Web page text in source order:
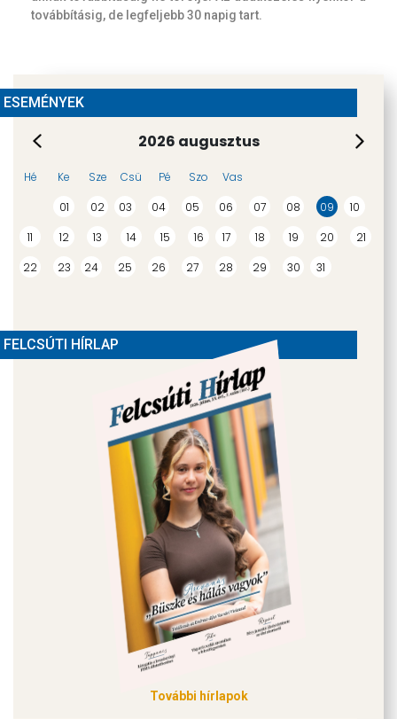
ESEMÉNYEK
2026 augusztus
Hé Ke Sze Csü Pé Szo
Vas
01
02 03 04 05 06 07 08 09
10
11
12 13 14 15 16 17 18 19 20
21
22
23 24 25 26 27 28 29 30 31
FELCSÚTI HÍRLAP
További hírlapok
továbbításig, de legfeljebb 30 napig tart.